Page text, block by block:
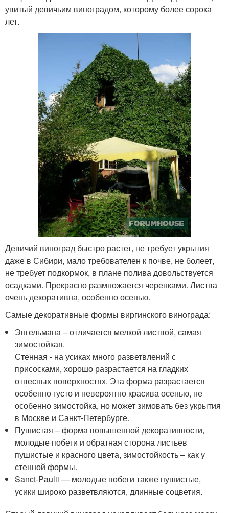
увитый девичьим виноградом, которому более сорока
лет.
Девичий виноград быстро растет, не требует укрытия
даже в Сибири, мало требователен к почве, не болеет,
не требует подкормок, в плане полива довольствуется
осадками. Прекрасно размножается черенками. Листва
очень декоративна, особенно осенью.
Самые декоративные формы виргинского винограда:
Энгельмана – отличается мелкой листвой, самая
зимостойкая.
Стенная - на усиках много разветвлений с
присосками, хорошо разрастается на гладких
отвесных поверхностях. Эта форма разрастается
особенно густо и невероятно красива осенью, не
особенно зимостойка, но может зимовать без укрытия
в Москве и Санкт-Петербурге.
Пушистая – форма повышенной декоративности,
молодые побеги и обратная сторона листьев
пушистые и красного цвета, зимостойкость – как у
стенной формы.
Sanct-Paulii — молодые побеги также пушистые,
усики широко разветвляются, длинные соцветия.